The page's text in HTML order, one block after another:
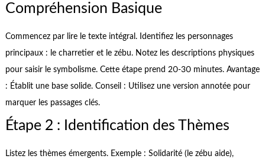
Compréhension Basique
Commencez par lire le texte intégral. Identifiez les personnages
principaux : le charretier et le zébu. Notez les descriptions physiques
pour saisir le symbolisme. Cette étape prend 20-30 minutes. Avantage
: Établit une base solide. Conseil : Utilisez une version annotée pour
marquer les passages clés.
Étape 2 : Identification des Thèmes
Listez les thèmes émergents. Exemple : Solidarité (le zébu aide),